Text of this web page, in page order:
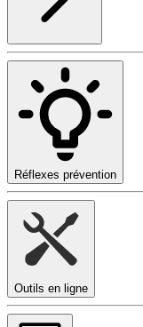
Réflexes prévention
Outils en ligne